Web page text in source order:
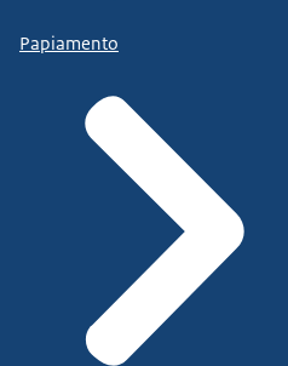
Papiamento